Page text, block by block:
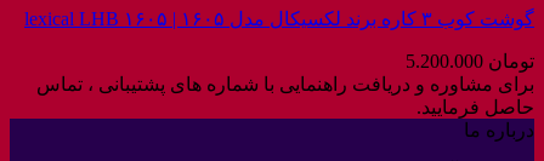
گوشت کوب ۳ کاره برند لکسیکال مدل ۱۶۰۵ | lexical LHB ۱۶۰۵
تومان
برای مشاوره و دریافت راهنمایی با شماره های پشتیبانی ، تماس
حاصل فرمایید.
درباره ما